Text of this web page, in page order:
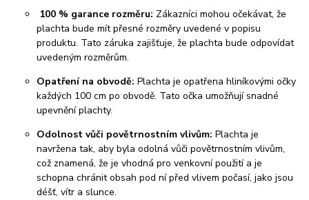
100 % garance rozměru: Zákazníci mohou očekávat, že
plachta bude mít přesné rozměry uvedené v popisu
produktu. Tato záruka zajišťuje, že plachta bude odpovídat
uvedeným rozměrům.
Opatření na obvodě:Plachta je opatřena hliníkovými očky
každých 100 cm po obvodě. Tato očka umožňují snadné
upevnění plachty.
Odolnost vůči povětrnostním vlivům: Plachta je
navržena tak, aby byla odolná vůči povětrnostním vlivům,
což znamená, že je vhodná pro venkovní použití a je
schopna chránit obsah pod ní před vlivem počasí, jako jsou
déšť, vítr a slunce.